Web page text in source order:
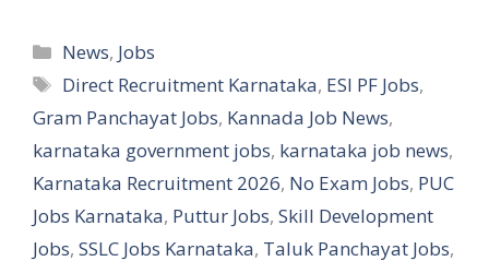
Categories
News, Jobs
Tags
Direct Recruitment Karnataka, ESI PF Jobs,
Gram Panchayat Jobs, Kannada Job News,
karnataka government jobs, karnataka job news,
Karnataka Recruitment 2026, No Exam Jobs, PUC
Jobs Karnataka, Puttur Jobs, Skill Development
Jobs, SSLC Jobs Karnataka, Taluk Panchayat Jobs,